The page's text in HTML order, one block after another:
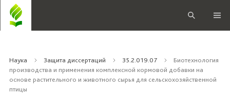
Наука Защита диссертаций 35.2.019.07
Биотехнология
производства и применения комплексной кормовой добавки на
основе растительного и животного сырья для сельскохозяйственной
птицы